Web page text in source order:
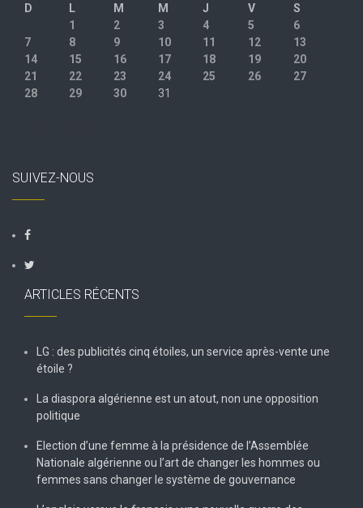
D
L M M J V
S
1
2 3 4 5
6
7
8 9 10 11 12
13
14
15 16 17 18 19
20
21
22 23 24 25 26
27
28
29 30 31
SUIVEZ-NOUS
ARTICLES RÉCENTS
LG : des publicités cinq étoiles, un service après-vente une
étoile ?
La diaspora algérienne est un atout, non une opposition
politique
Election d’une femme à la présidence de l’Assemblée
Nationale algérienne ou l’art de changer les hommes ou
femmes sans changer le système de gouvernance